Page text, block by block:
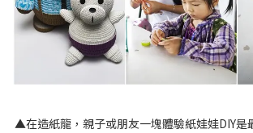
▲在造紙龍，親子或朋友一塊體驗紙娃娃DIY是